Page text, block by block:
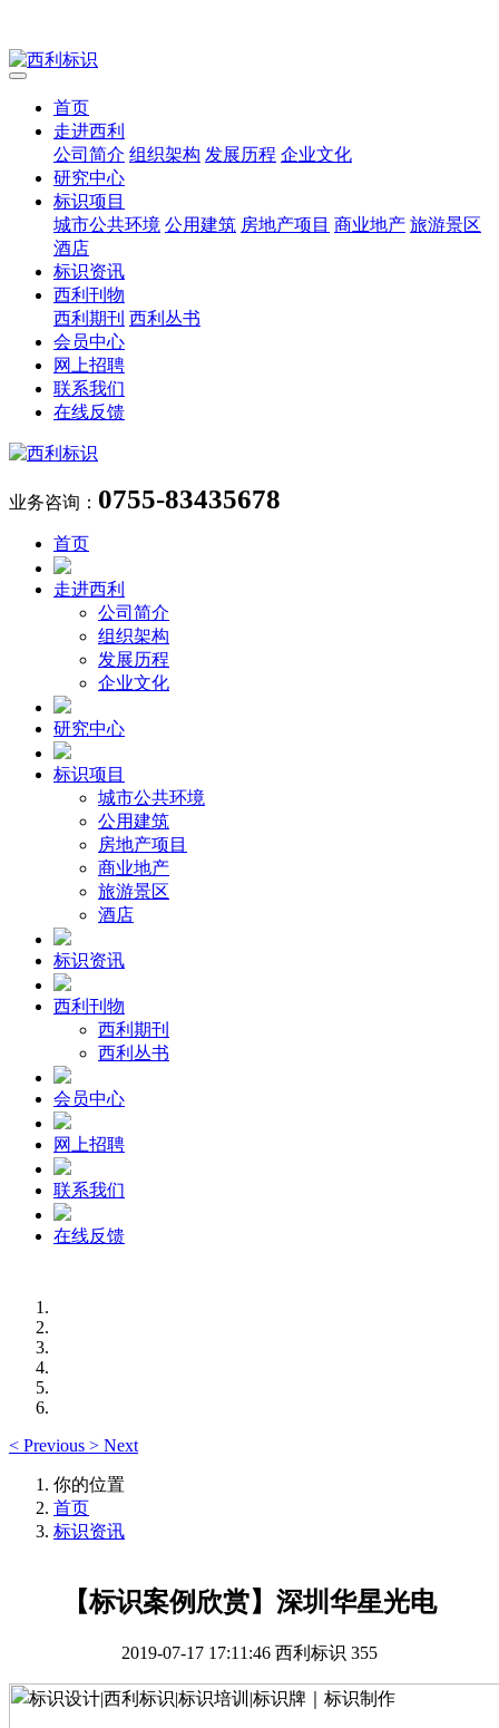
首页
走进西利
公司简介 组织架构 发展历程 企业文化
研究中心
标识项目
城市公共环境 公用建筑 房地产项目 商业地产 旅游景区
酒店
标识资讯
西利刊物
西利期刊 西利丛书
会员中心
网上招聘
联系我们
在线反馈
业务咨询： 0755-83435678
首页
走进西利
公司简介
组织架构
发展历程
企业文化
研究中心
标识项目
城市公共环境
公用建筑
房地产项目
商业地产
旅游景区
酒店
标识资讯
西利刊物
西利期刊
西利丛书
会员中心
网上招聘
联系我们
在线反馈
< Previous > Next
你的位置
首页
标识资讯
【标识案例欣赏】深圳华星光电
2019-07-17 17:11:46 西利标识 355